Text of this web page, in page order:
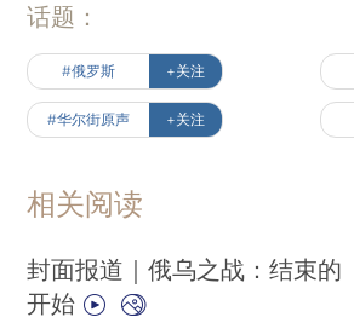
话题：
#俄罗斯 +关注
#华尔街原声 +关注
相关阅读
封面报道｜俄乌之战：结束的
开始